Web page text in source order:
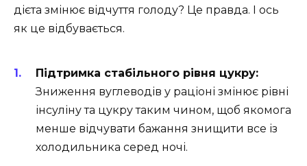
дієта змінює відчуття голоду? Це правда. І ось
як це відбувається.
Підтримка стабільного рівня цукру:
Зниження вуглеводів у раціоні змінює рівні
інсуліну та цукру таким чином, щоб якомога
менше відчувати бажання знищити все із
холодильника серед ночі.